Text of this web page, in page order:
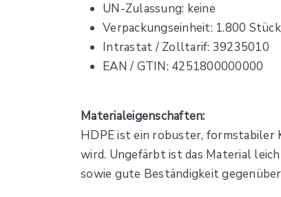
UN-Zulassung: keine
Verpackungseinheit: 1.800
Intrastat / Zolltarif: 39235010
EAN / GTIN: 4251800000000
Materialeigenschaften:
HDPE ist ein robuster, formstabiler
wird. Ungefärbt ist das Material
sowie gute Beständigkeit